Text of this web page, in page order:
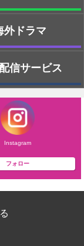
外ドラマ
信サービス
Instagram
フォロー